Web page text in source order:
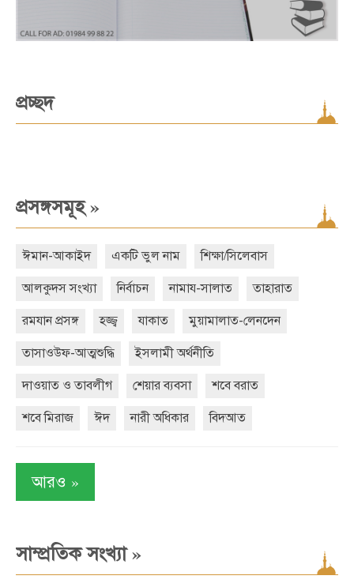
প্রচ্ছদ
প্রসঙ্গসমূহ»
ঈমান-আকাইদ একটি ভুল নাম শিক্ষা/সিলেবাস
আলকুদস সংখ্যা নির্বাচন নামায-সালাত তাহারাত
রমযান প্রসঙ্গ হজ্জ্ব যাকাত মুয়ামালাত-লেনদেন
তাসাওউফ-আত্মশুদ্ধি ইসলামী অর্থনীতি
দাওয়াত ও তাবলীগ শেয়ার ব্যবসা শবে বরাত
শবে মিরাজ ঈদ নারী অধিকার বিদআত
আরও »
সাম্প্রতিক সংখ্যা»